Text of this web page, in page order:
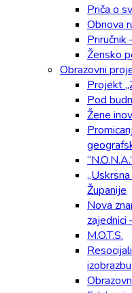
Priča o
Obnova
Priručnik
Žensko
Obrazovni
Projekt
Pod
Žene
Županije
Nova
zajednici
M.O.T.S.
izobrazbu